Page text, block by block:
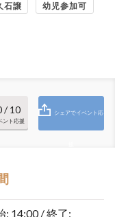
石譲 幼児参加可
/ 10
ント応援
シェアでイベント応
: 14:00 / 終了: